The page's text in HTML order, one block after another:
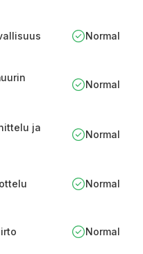
Normal
Normal
ja
Normal
Normal
Normal